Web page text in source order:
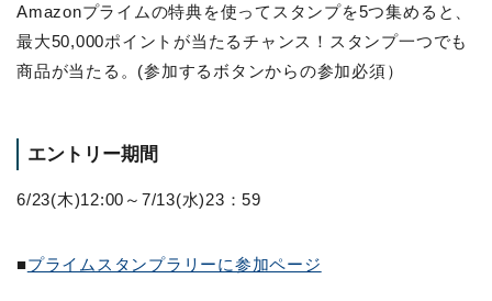
Amazonプライムの特典を使ってスタンプを5つ集めると、
最大50,000ポイントが当たるチャンス！スタンプ一つでも
商品が当たる。(参加するボタンからの参加必須）
エントリー期間
6/23(木)12:00～7/13(水)23：59
■プライムスタンプラリーに参加ページ